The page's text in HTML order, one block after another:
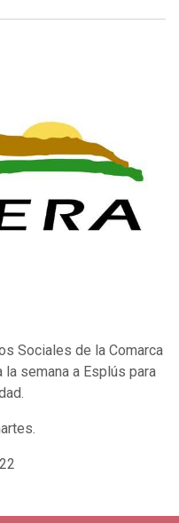
Sociales de la Comarca
semana a Esplús para